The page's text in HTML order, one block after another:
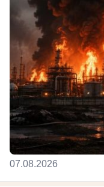
07.08.2026